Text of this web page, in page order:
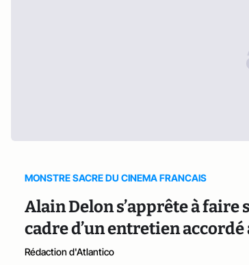
MONSTRE SACRE DU CINEMA FRANCAIS
Alain Delon s’apprête à
cadre d’un entretien
Rédaction d'Atlantico